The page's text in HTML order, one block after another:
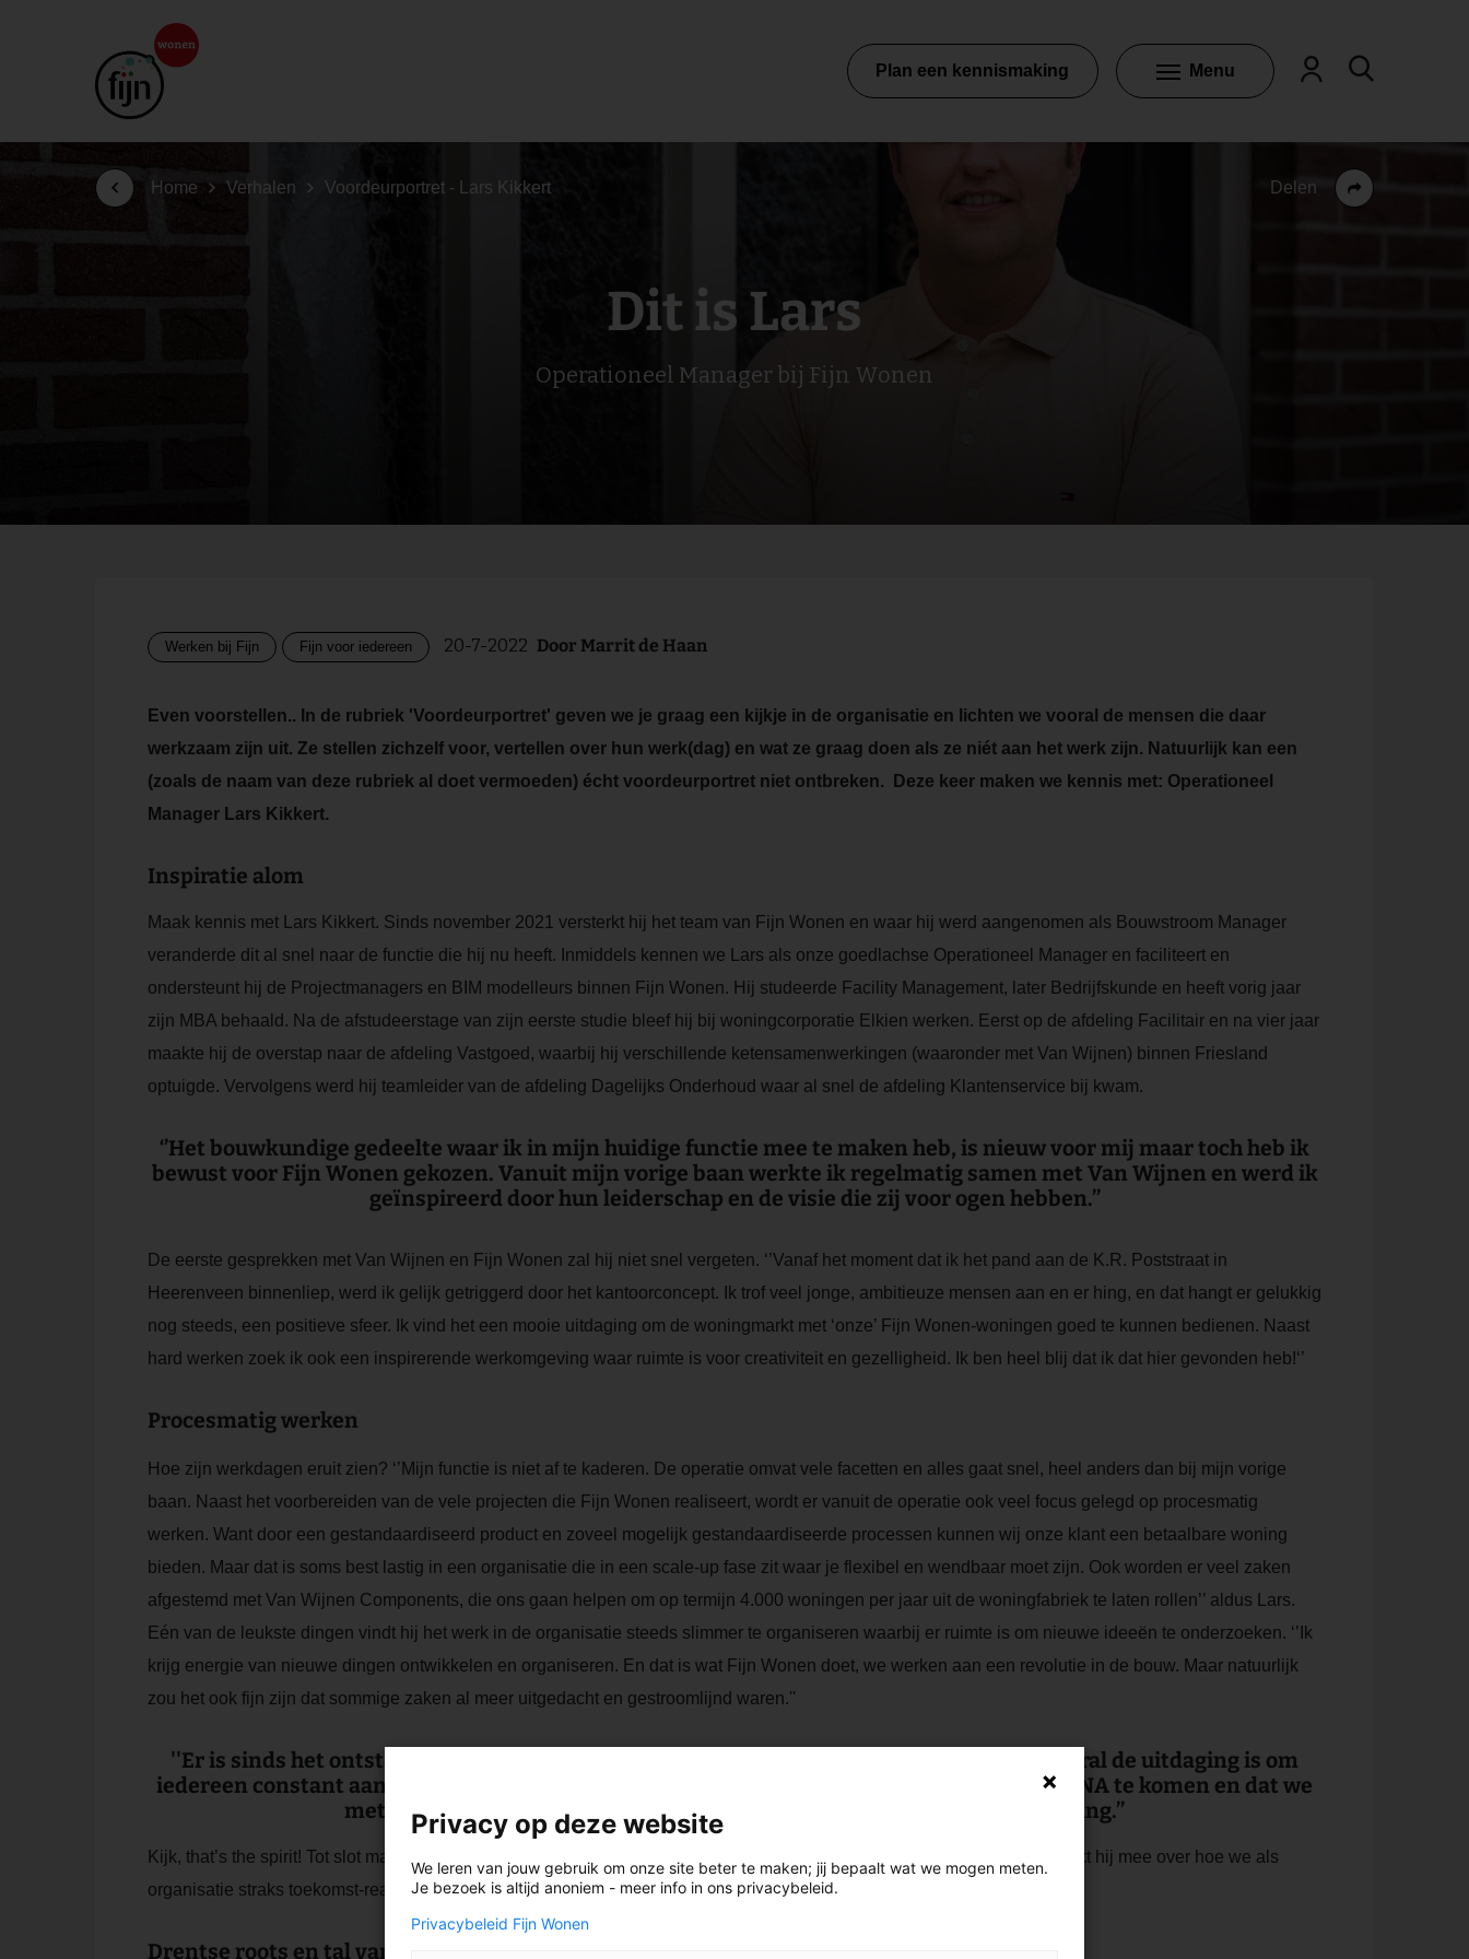
Plan een kennismaking Menu
Home Verhalen Voordeurportret - Lars Kikkert Delen
Dit is Lars
Operationeel Manager bij Fijn Wonen
Werken bij Fijn Fijn voor iedereen 20-7-2022 Door Marrit de Haan
Even voorstellen.. In de rubriek 'Voordeurportret' geven we je graag een kijkje in de organisatie en lichten we vooral de mensen die daar
werkzaam zijn uit. Ze stellen zichzelf voor, vertellen over hun werk(dag) en wat ze graag doen als ze niét aan het werk zijn. Natuurlijk kan een
(zoals de naam van deze rubriek al doet vermoeden) écht voordeurportret niet ontbreken. Deze keer maken we kennis met: Operationeel
Manager Lars Kikkert.
Inspiratie alom
Maak kennis met Lars Kikkert. Sinds november 2021 versterkt hij het team van Fijn Wonen en waar hij werd aangenomen als Bouwstroom Manager
veranderde dit al snel naar de functie die hij nu heeft. Inmiddels kennen we Lars als onze goedlachse Operationeel Manager en faciliteert en
ondersteunt hij de Projectmanagers en BIM modelleurs binnen Fijn Wonen. Hij studeerde Facility Management, later Bedrijfskunde en heeft vorig jaar
zijn MBA behaald. Na de afstudeerstage van zijn eerste studie bleef hij bij woningcorporatie Elkien werken. Eerst op de afdeling Facilitair en na vier jaar
maakte hij de overstap naar de afdeling Vastgoed, waarbij hij verschillende ketensamenwerkingen (waaronder met Van Wijnen) binnen Friesland
optuigde. Vervolgens werd hij teamleider van de afdeling Dagelijks Onderhoud waar al snel de afdeling Klantenservice bij kwam.
‘’Het bouwkundige gedeelte waar ik in mijn huidige functie mee te maken heb, is nieuw voor mij maar toch heb ik
bewust voor Fijn Wonen gekozen. Vanuit mijn vorige baan werkte ik regelmatig samen met Van Wijnen en werd ik
geïnspireerd door hun leiderschap en de visie die zij voor ogen hebben.’’
De eerste gesprekken met Van Wijnen en Fijn Wonen zal hij niet snel vergeten. ‘’Vanaf het moment dat ik het pand aan de K.R. Poststraat in
Heerenveen binnenliep, werd ik gelijk getriggerd door het kantoorconcept. Ik trof veel jonge, ambitieuze mensen aan en er hing, en dat hangt er gelukkig
nog steeds, een positieve sfeer. Ik vind het een mooie uitdaging om de woningmarkt met ‘onze’ Fijn Wonen-woningen goed te kunnen bedienen. Naast
hard werken zoek ik ook een inspirerende werkomgeving waar ruimte is voor creativiteit en gezelligheid. Ik ben heel blij dat ik dat hier gevonden heb!‘’
Procesmatig werken
Hoe zijn werkdagen eruit zien? ‘’Mijn functie is niet af te kaderen. De operatie omvat vele facetten en alles gaat snel, heel anders dan bij mijn vorige
baan. Naast het voorbereiden van de vele projecten die Fijn Wonen realiseert, wordt er vanuit de operatie ook veel focus gelegd op procesmatig
werken. Want door een gestandaardiseerd product en zoveel mogelijk gestandaardiseerde processen kunnen wij onze klant een betaalbare woning
bieden. Maar dat is soms best lastig in een organisatie die in een scale-up fase zit waar je flexibel en wendbaar moet zijn. Ook worden er veel zaken
afgestemd met Van Wijnen Components, die ons gaan helpen om op termijn 4.000 woningen per jaar uit de woningfabriek te laten rollen’’ aldus Lars.
Eén van de leukste dingen vindt hij het werk in de organisatie steeds slimmer te organiseren waarbij er ruimte is om nieuwe ideeën te onderzoeken. ‘’Ik
krijg energie van nieuwe dingen ontwikkelen en organiseren. En dat is wat Fijn Wonen doet, we werken aan een revolutie in de bouw. Maar natuurlijk
zou het ook fijn zijn dat sommige zaken al meer uitgedacht en gestroomlijnd waren.''
''Er is sinds het ontstaan van Fijn Wonen zoveel gebeurd en veranderd waarbij het nu vooral de uitdaging is om
iedereen constant aangehaakt te houden. Continu verbeteren begint steeds meer in ons DNA te komen en dat we
met z’n allen werken aan zo’n mooie ambitie, geeft mij heel veel voldoening.’’
Kijk, that’s the spirit! Tot slot maakt Lars sinds dit jaar ook deel uit van het MT (Managementteam) van Fijn Wonen en denkt hij mee over hoe we als
organisatie straks toekomst-ready zijn en waar de focus voor de komende jaren op moet liggen.
Drentse roots en tal van tattoos
Privacy op deze website
We leren van jouw gebruik om onze site beter te maken; jij bepaalt wat we mogen meten.
Je bezoek is altijd anoniem - meer info in ons privacybeleid.
Privacybeleid Fijn Wonen